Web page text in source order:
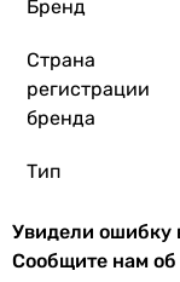
Бренд
Страна
регистрации
бренда
Тип
Увидели ошибку
Сообщите нам об